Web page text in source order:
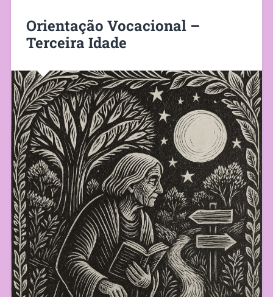
Orientação Vocacional –
Terceira Idade